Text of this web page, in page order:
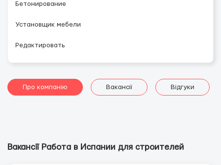
Бетонирование
Установщик мебели
Редактировать
Про компанію Вакансії Відгуки
Вакансії Работа в Испании для строителей